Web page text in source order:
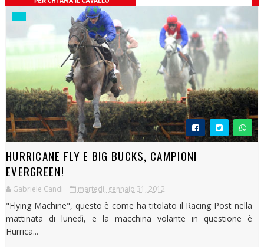
HURRICANE FLY E BIG BUCKS, CAMPIONI
EVERGREEN!
Gabriele Candi martedì, gennaio 31, 2012
"Flying Machine", questo è come ha titolato il Racing Post nella
mattinata di lunedì, e la macchina volante in questione è
Hurrica...